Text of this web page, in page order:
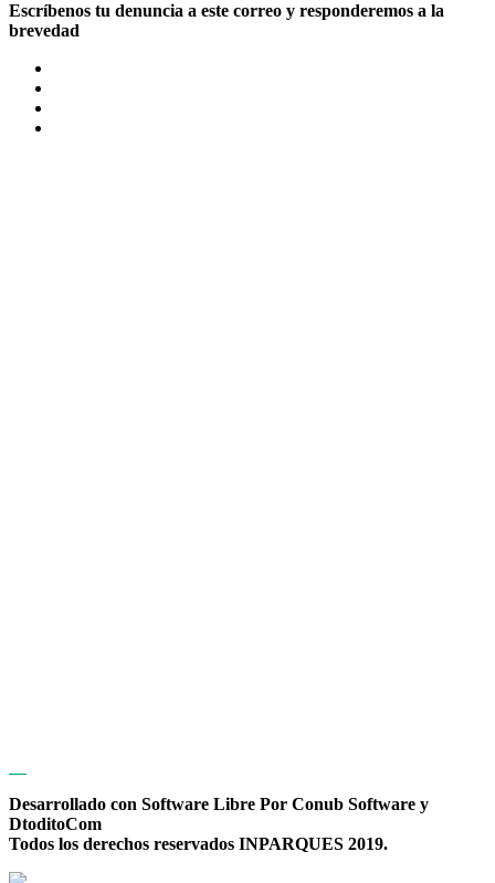
Escríbenos tu denuncia a este correo y responderemos a la
brevedad
Desarrollado con Software Libre Por Conub Software y
DtoditoCom
Todos los derechos reservados INPARQUES 2019.